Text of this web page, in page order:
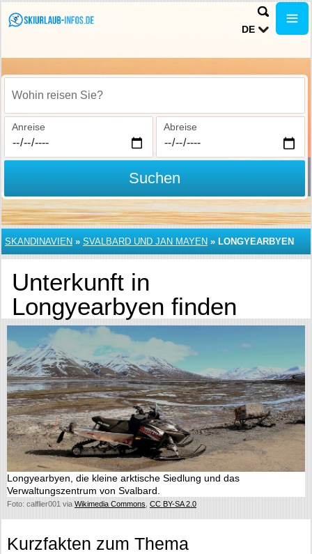
DE
Wohin reisen Sie?
Anreise Abreise
Suchen
SKANDINAVIEN » SVALBARD UND JAN MAYEN » LONGYEARBYEN
Unterkunft in
Longyearbyen finden
Longyearbyen, die kleine arktische Siedlung und das
Verwaltungszentrum von Svalbard.
Foto: calflier001 via Wikimedia Commons CC BY-SA 2.0
Kurzfakten zum Thema